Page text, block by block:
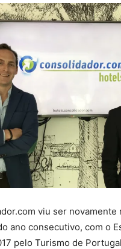
viu ser novamente
ano consecutivo, com o
pelo Turismo de